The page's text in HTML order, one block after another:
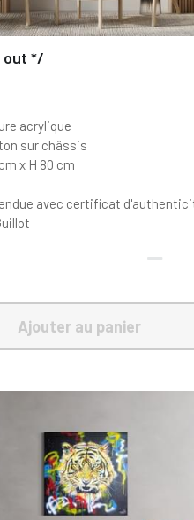
out */
acrylique
sur châssis
x H 80 cm
avec certificat
Ajouter au panier